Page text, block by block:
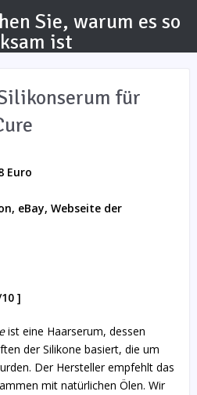
Sie, warum es so
ist
für
Euro
eBay, Webseite der
]
ist eine Haarserum, dessen
der Silikone basiert, die um
Der Hersteller empfehlt das
mit natürlichen Ölen. Wir